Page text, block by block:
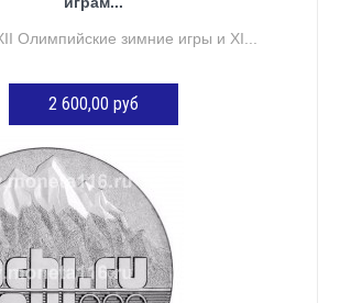
Олимпийские зимние игры и XI...
2 600,00 руб
ДОБАВИТЬ В КОРЗИНУ